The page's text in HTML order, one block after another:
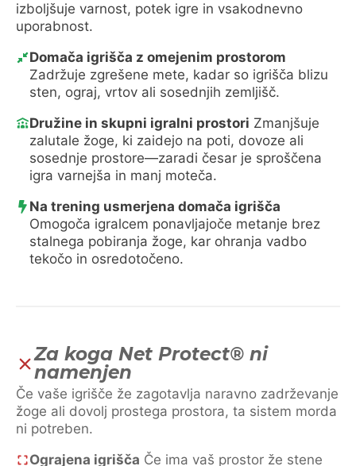
izboljšuje varnost, potek igre in vsakodnevno
uporabnost.
Domača igrišča z omejenim prostorom
Zadržuje zgrešene mete, kadar so igrišča blizu
sten, ograj, vrtov ali sosednjih zemljišč.
Družine in skupni igralni prostori Zmanjšuje
zalutale žoge, ki zaidejo na poti, dovoze ali
sosednje prostore—zaradi česar je sproščena
igra varnejša in manj moteča.
Na trening usmerjena domača igrišča
Omogoča igralcem ponavljajoče metanje brez
stalnega pobiranja žoge, kar ohranja vadbo
tekočo in osredotočeno.
Za koga Net Protect® ni
namenjen
Če vaše igrišče že zagotavlja naravno zadrževanje
žoge ali dovolj prostega prostora, ta sistem morda
ni potreben.
Ograjena igrišča Če ima vaš prostor že stene